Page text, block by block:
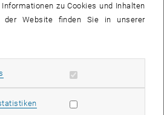
Bild
herzlich zur
Präsentation der
Wege"über die Ergebnisse des
für das Römerland Carnuntum ein.
zu Cookies und Inhalten
der Website finden Sie in unserer
Erforderliche Cookies zulassen
Statistik Cookies zulassen